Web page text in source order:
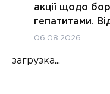
акції щодо
гепатитами.
06.08.2026
загрузка...